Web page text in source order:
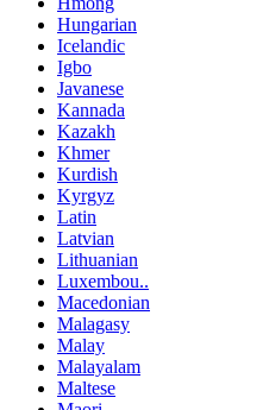
Hungarian
Icelandic
Igbo
Javanese
Kannada
Kazakh
Khmer
Kurdish
Kyrgyz
Latin
Latvian
Lithuanian
Luxembou..
Macedonian
Malagasy
Malay
Malayalam
Maltese